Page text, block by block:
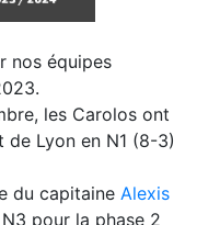
nos équipes
les Carolos ont
de Lyon en N1 (8-3)
du capitaine Alexis
pour la phase 2